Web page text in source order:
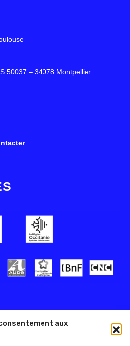
aux
50037 – 34078 Montpellier